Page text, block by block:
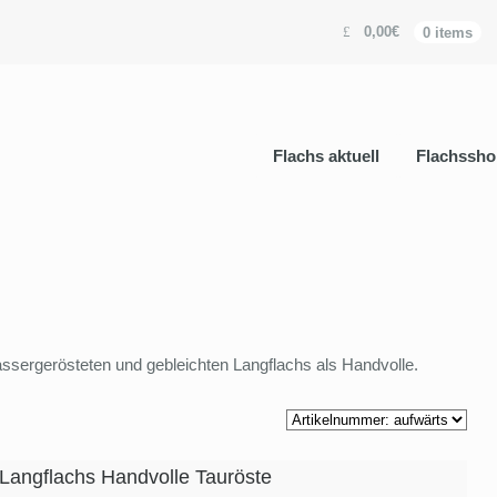
0,00€ 0 items
Flachs aktuell
und gebleichten Langflachs als Handvolle.
Handvolle Tauröste